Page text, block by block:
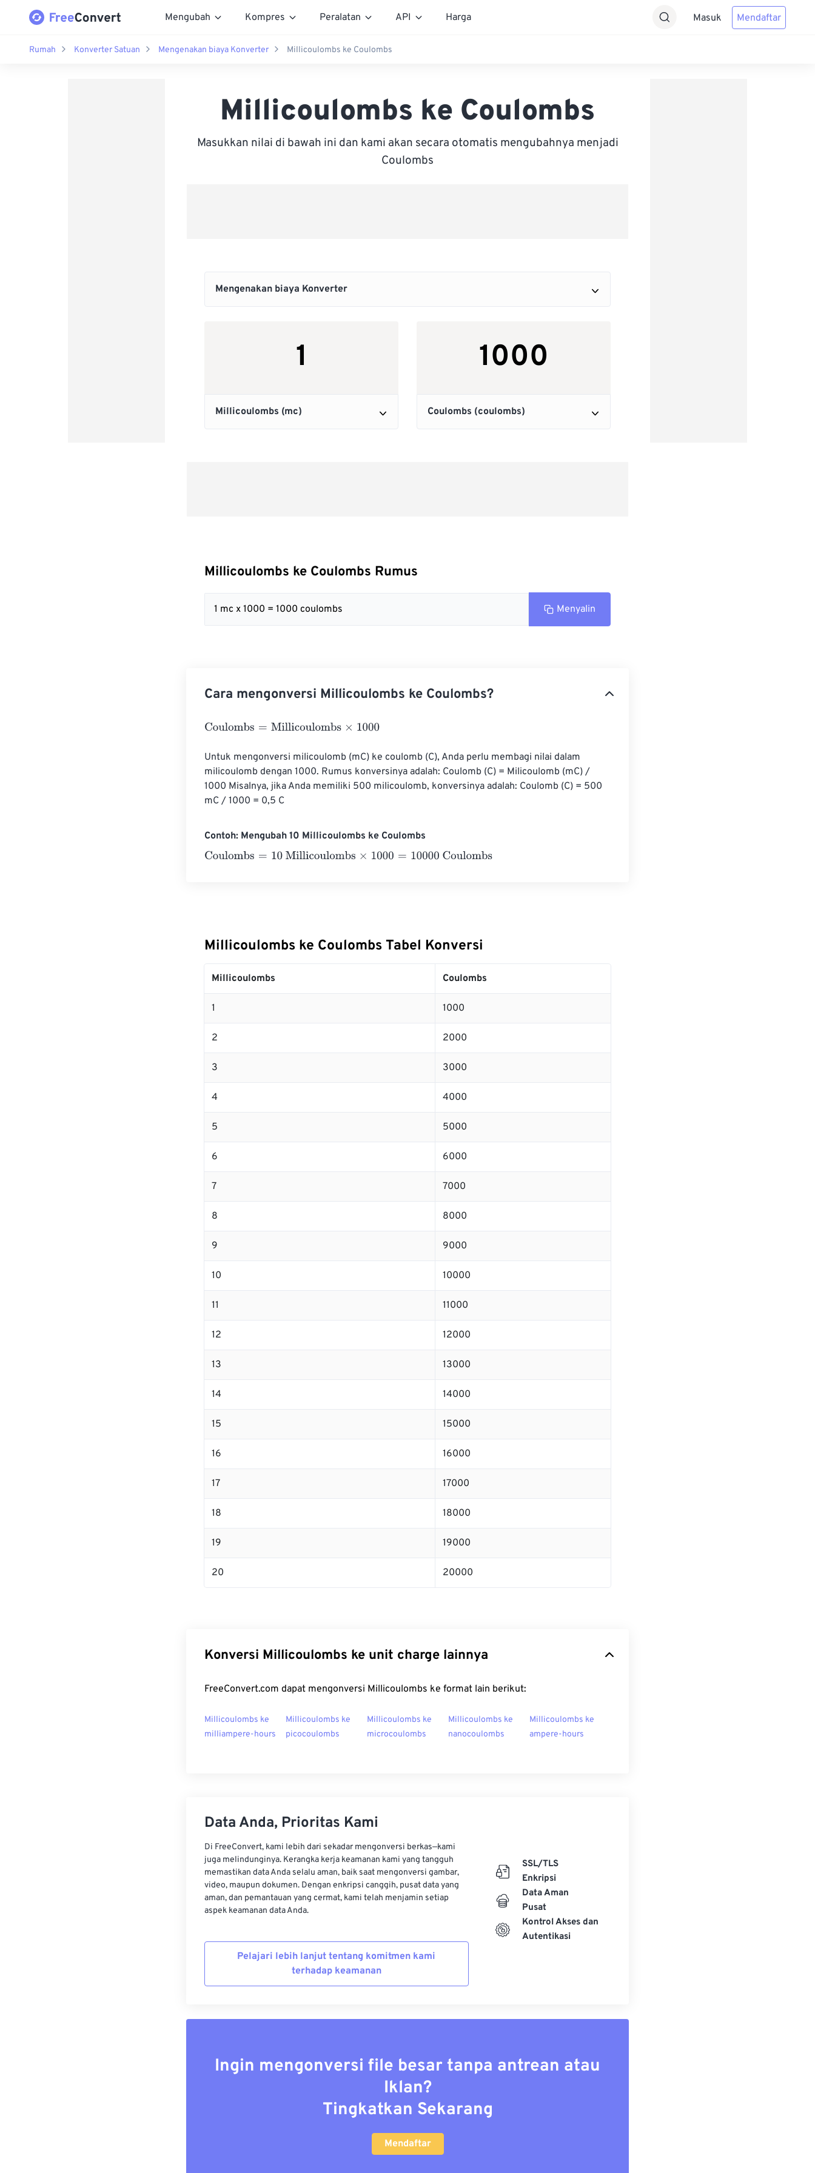
Mengubah Kompres Peralatan API Harga Masuk Mendaftar
Rumah Konverter Satuan Mengenakan biaya Konverter Millicoulombs ke Coulombs
Millicoulombs ke Coulombs
Masukkan nilai di bawah ini dan kami akan secara otomatis mengubahnya menjadi
Coulombs
Millicoulombs ke Coulombs Rumus
1 mc x 1000 = 1000 coulombs Menyalin
Cara mengonversi Millicoulombs ke Coulombs?
Coulombs= Millicoulombs×1000
Untuk mengonversi milicoulomb (mC) ke coulomb (C), Anda perlu membagi nilai dalam
milicoulomb dengan 1000. Rumus konversinya adalah: Coulomb (C) = Milicoulomb (mC) /
1000 Misalnya, jika Anda memiliki 500 milicoulomb, konversinya adalah: Coulomb (C) = 500
mC / 1000 = 0,5 C
Contoh: Mengubah 10 Millicoulombs ke Coulombs
Coulombs= 10 Millicoulombs×1000= 10000 Coulombs
Millicoulombs ke Coulombs Tabel Konversi
Millicoulombs Coulombs
1 1000
2 2000
3 3000
4 4000
5 5000
6 6000
7 7000
8 8000
9 9000
10 10000
11 11000
12 12000
13 13000
14 14000
15 15000
16 16000
17 17000
18 18000
19 19000
20 20000
Konversi Millicoulombs ke unit charge lainnya
FreeConvert.com dapat mengonversi Millicoulombs ke format lain berikut:
Millicoulombs ke
milliampere-hours
Millicoulombs ke
picocoulombs
Millicoulombs ke
microcoulombs
Millicoulombs ke
nanocoulombs
Millicoulombs ke
ampere-hours
Data Anda, Prioritas Kami
Di FreeConvert, kami lebih dari sekadar mengonversi berkas—kami
juga melindunginya. Kerangka kerja keamanan kami yang tangguh
memastikan data Anda selalu aman, baik saat mengonversi gambar,
video, maupun dokumen. Dengan enkripsi canggih, pusat data yang
aman, dan pemantauan yang cermat, kami telah menjamin setiap
aspek keamanan data Anda.
Pelajari lebih lanjut tentang komitmen kami
terhadap keamanan
SSL/TLS
Enkripsi
Data Aman
Pusat
Kontrol Akses dan
Autentikasi
Ingin mengonversi file besar tanpa antrean atau
Iklan?
Tingkatkan Sekarang
Mendaftar